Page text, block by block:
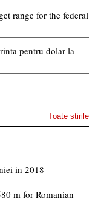
range for the federal
pentru dolar la
Toate stirile
in 2018
m for Romanian